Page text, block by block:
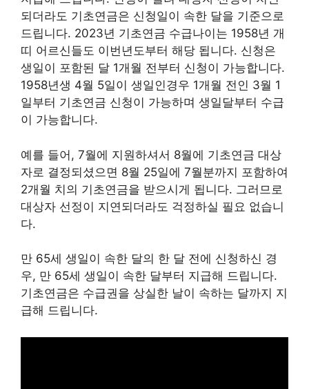
되더라도 기초연금은 신청일이 속한 달을 기준으로
드립니다. 2023년 기초연금 수급나이는 1958년 개
띠 어르신들도 이번년도부터 해당 됩니다. 신청은
생일이 포함된 달 1개월 전부터 신청이 가능합니다.
1958년생 4월 5일이 생일인경우 1개월 전인 3월 1
일부터 기초연금 신청이 가능하며 생일달부터 수급
이 가능합니다.
예를 들어, 7월에 지원하셔서 8월에 기초연금 대상
자로 결정되셨으면 8월 25일에 7월분까지 포함하여
2개월 치의 기초연금을 받으시게 됩니다. 그러므로
대상자 선정이 지연되더라도 걱정하실 필요 없습니
다.
만 65세 생일이 속한 달의 한 달 전에 신청하신 경
우, 만 65세 생일이 속한 달부터 지급해 드립니다.
기초연금은 수급권을 상실한 날이 속하는 달까지 지
급해 드립니다.